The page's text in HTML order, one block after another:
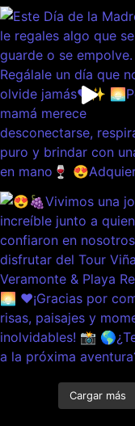
Cargar más